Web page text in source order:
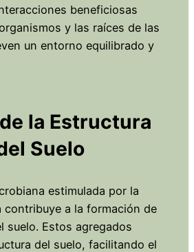
beneficiosas
y las raíces de las
un entorno equilibrado y
la Estructura
Suelo
estimulada por la
contribuye a la formación de
suelo. Estos agregados
del suelo, facilitando el